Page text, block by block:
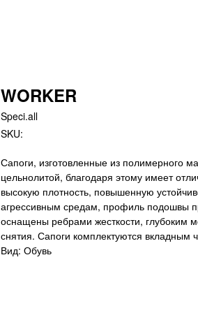
WORKER
Speci.all
SKU:
Сапоги, изготовленные из полимерного
цельнолитой, благодаря этому имеет
высокую плотность, повышенную
агрессивным средам, профиль подошвы
оснащены ребрами жесткости,
снятия. Сапоги комплектуются вкладным
Вид: Обувь